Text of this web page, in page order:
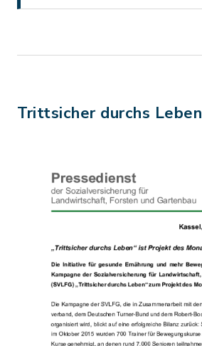
Trittsicher durchs Leben